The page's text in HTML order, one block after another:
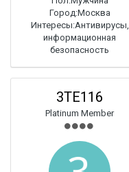
Город:Москва
Интересы:Антивирусы,
информационная
безопасность
3TE116
Platinum Member